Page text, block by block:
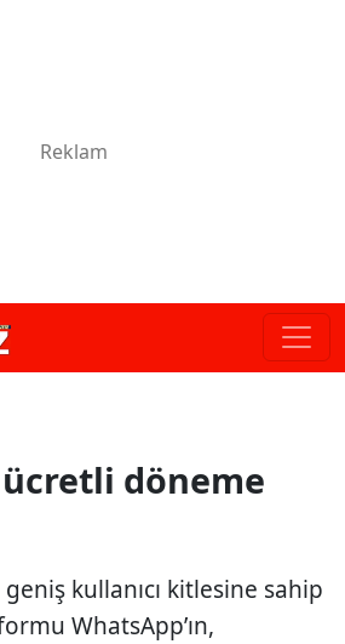
döneme
kullanıcı kitlesine sahip
WhatsApp’ın,